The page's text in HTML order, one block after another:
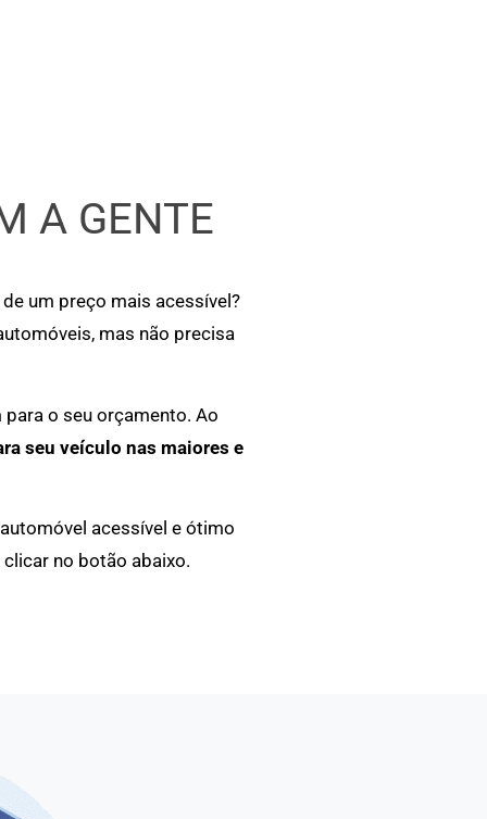
A GENTE
um preço mais acessível?
mas não precisa
o seu orçamento. Ao
seu veículo nas maiores e
acessível e ótimo
no botão abaixo.